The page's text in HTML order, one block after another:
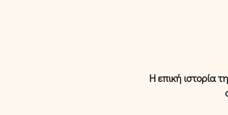
H επική ιστορία